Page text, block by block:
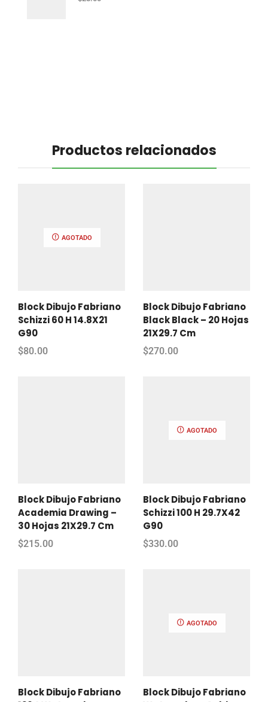
Productos relacionados
AGOTADO
Block Dibujo Fabriano
Schizzi 60 H 14.8X21
G90
$80.00
Block Dibujo Fabriano
Black Black – 20 Hojas
21X29.7 Cm
$270.00
Block Dibujo Fabriano
Academia Drawing –
30 Hojas 21X29.7 Cm
$215.00
AGOTADO
Block Dibujo Fabriano
Schizzi 100 H 29.7X42
G90
$330.00
Block Dibujo Fabriano
AGOTADO
Block Dibujo Fabriano